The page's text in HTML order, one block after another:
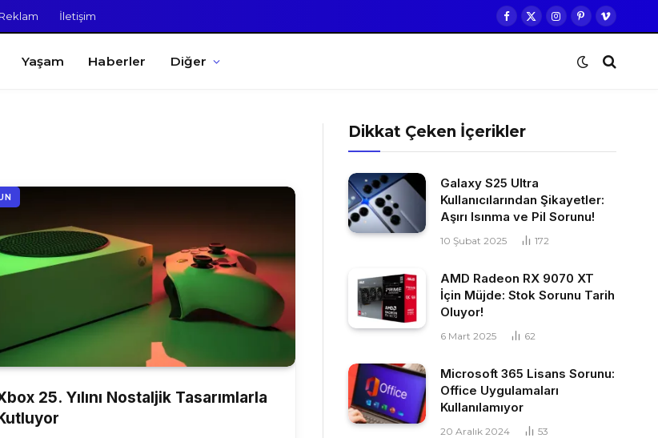
Reklam İletişim Facebook
X
Instagram
Pinterest
Vimeo
Yaşam Haberler Diğer
25. Yılını Nostaljik Tasarımlarla
Dikkat Çeken İçerikler
Galaxy S25 Ultra
Kullanıcılarından Şikayetler:
Aşırı Isınma ve Pil Sorunu!
10 Şubat 2025 172
AMD Radeon RX 9070 XT
İçin Müjde: Stok Sorunu Tarih
Oluyor!
6 Mart 2025 62
Microsoft 365 Lisans Sorunu:
Office Uygulamaları
Kullanılamıyor
20 Aralık 2024 53